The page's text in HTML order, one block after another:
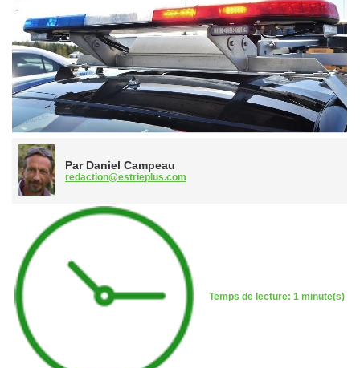
Par Daniel Campeau
redaction@estrieplus.com
Temps de lecture: 1 minute(s)